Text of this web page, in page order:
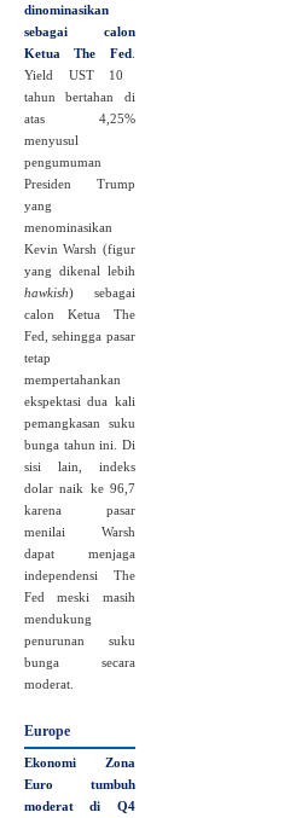
dinominasikan
sebagai calon
Ketua The Fed.
Yield UST 10
tahun bertahan di
atas 4,25%
menyusul
pengumuman
Presiden Trump
yang
menominasikan
Kevin Warsh (figur
yang dikenal lebih
hawkish) sebagai
calon Ketua The
Fed, sehingga pasar
tetap
mempertahankan
ekspektasi dua kali
pemangkasan suku
bunga tahun ini. Di
sisi lain, indeks
dolar naik ke 96,7
karena pasar
menilai Warsh
dapat menjaga
independensi The
Fed meski masih
mendukung
penurunan suku
bunga secara
moderat.
Europe
Ekonomi Zona
Euro tumbuh
moderat di Q4